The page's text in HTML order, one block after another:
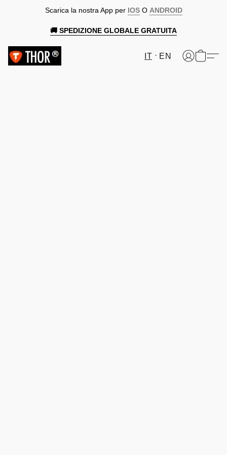
Scarica la nostra App per IOSO ANDROID
🚚 SPEDIZIONE GLOBALE GRATUITA
IT EN